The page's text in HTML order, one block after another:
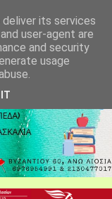
its services
user-agent are
and security
usage